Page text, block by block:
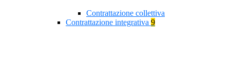
Contrattazione collettiva
Contrattazione integrativa 9